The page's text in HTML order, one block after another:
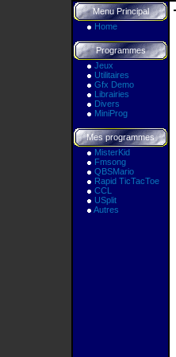
Menu Principal
Home
Programmes
Jeux
Utilitaires
Gfx Demo
Librairies
Divers
MiniProg
Mes programmes
MisterKid
Fmsong
QBSMario
Rapid TicTacToe
CCL
USplit
Autres